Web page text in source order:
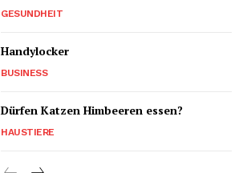
GESUNDHEIT
Handylocker
BUSINESS
Dürfen Katzen Himbeeren essen?
HAUSTIERE